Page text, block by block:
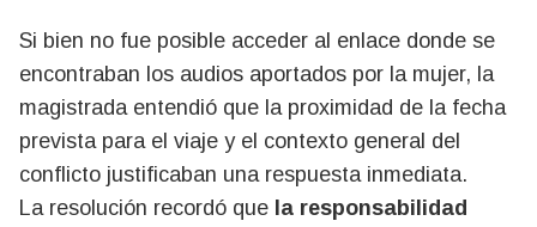
Si bien no fue posible acceder al enlace donde se
encontraban los audios aportados por la mujer, la
magistrada entendió que la proximidad de la fecha
prevista para el viaje y el contexto general del
conflicto justificaban una respuesta inmediata.
La resolución recordó que la responsabilidad